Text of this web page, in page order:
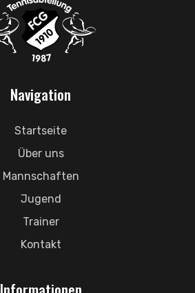
Navigation
Startseite
Über uns
Mannschaften
Jugend
Trainer
Kontakt